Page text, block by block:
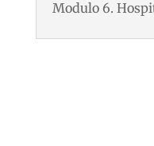
Modulo 6.